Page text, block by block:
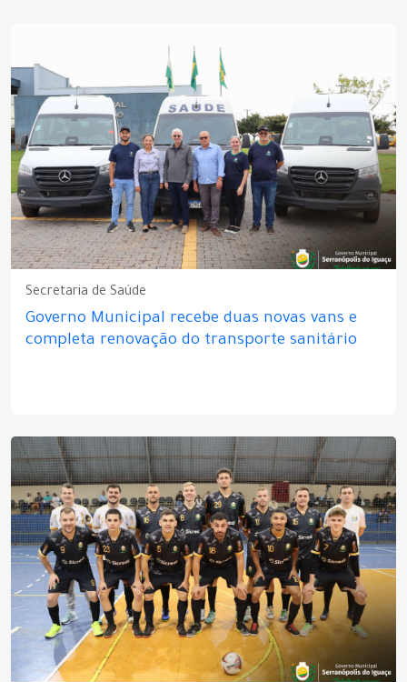
Secretaria de Saúde
Governo Municipal recebe duas novas vans e
completa renovação do transporte sanitário